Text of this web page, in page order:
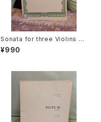
Sonata for three Violins an
d Basso continuo【著者：GA
BRIELI】出版社：BÄRENREITE
¥990